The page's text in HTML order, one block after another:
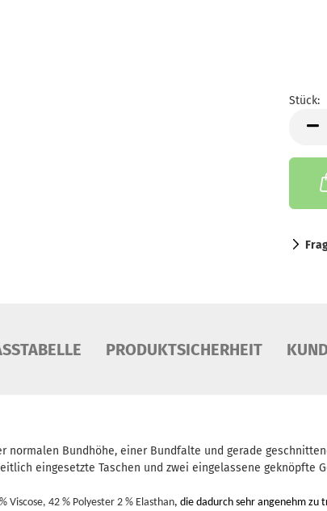
Stück:
Stück
PRODUKTSICHERHEIT
normalen Bundhöhe, einer Bundfalte und gerade
eingesetzte Taschen und zwei eingelassene geknöpfte
Viscose, 42 % Polyester 2 % Elasthan, die dadurch sehr angenehm zu